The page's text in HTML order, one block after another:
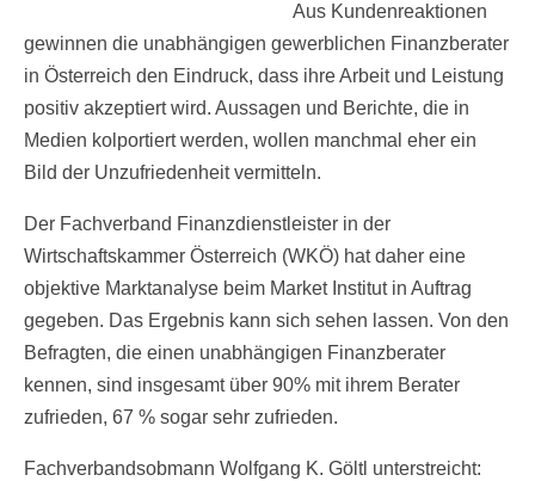
Aus Kundenreaktionen
gewinnen die unabhängigen gewerblichen Finanzberater
in Österreich den Eindruck, dass ihre Arbeit und Leistung
positiv akzeptiert wird. Aussagen und Berichte, die in
Medien kolportiert werden, wollen manchmal eher ein
Bild der Unzufriedenheit vermitteln.
Der Fachverband Finanzdienstleister in der
Wirtschaftskammer Österreich (WKÖ) hat daher eine
objektive Marktanalyse beim Market Institut in Auftrag
gegeben. Das Ergebnis kann sich sehen lassen. Von den
Befragten, die einen unabhängigen Finanzberater
kennen, sind insgesamt über 90% mit ihrem Berater
zufrieden, 67 % sogar sehr zufrieden.
Fachverbandsobmann Wolfgang K. Göltl unterstreicht: